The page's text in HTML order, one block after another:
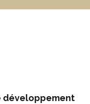
développement